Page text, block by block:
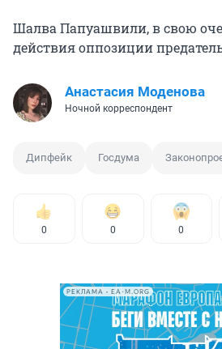
Шалва Папуашвили, в свою
действия оппозиции
Анастасия Моденова
Ночной корреспондент
Дипфейк Госдума
0 0 0
РЕКЛАМА • EA-M.ORG